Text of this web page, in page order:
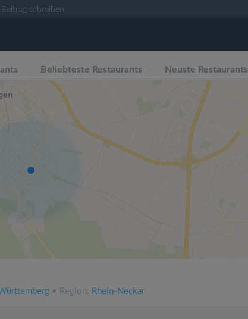
Beitrag schreiben
Beliebteste Restaurants Neuste Restaurants
• Region: Rhein-Neckar